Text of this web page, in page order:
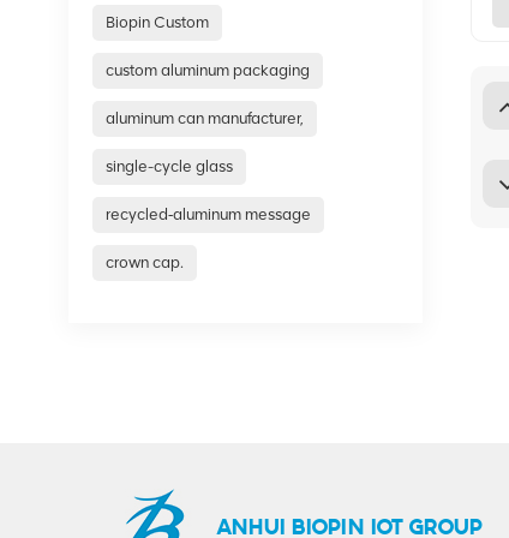
Biopin Custom
custom aluminum packaging
aluminum can manufacturer,
single-cycle glass
recycled‑aluminum message
crown cap.
ANHUI BIOPIN IOT GROUP